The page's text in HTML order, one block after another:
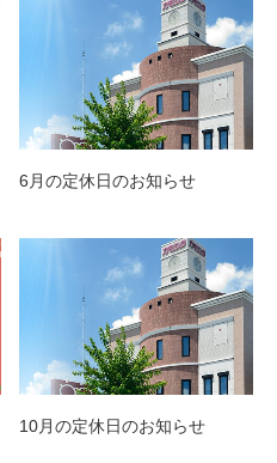
6月の定休日のお知らせ
10月の定休日のお知らせ